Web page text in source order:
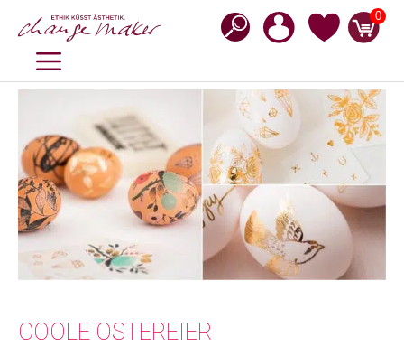
Inhalt
0
MENÜ
COOLE OSTEREIER